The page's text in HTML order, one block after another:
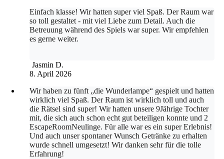
Einfach klasse! Wir hatten super viel Spaß. Der Raum war
so toll gestaltet - mit viel Liebe zum Detail. Auch die
Betreuung während des Spiels war super. Wir empfehlen
es gerne weiter.
Jasmin D.
8. April 2026
Wir haben zu fünft „die Wunderlampe“ gespielt und hatten
wirklich viel Spaß. Der Raum ist wirklich toll und auch
die Rätsel sind super! Wir hatten unsere 9Jährige Tochter
mit, die sich auch schon echt gut beteiligen konnte und 2
EscapeRoomNeulinge. Für alle war es ein super Erlebnis!
Und auch unser spontaner Wunsch Getränke zu erhalten
wurde schnell umgesetzt! Wir danken sehr für die tolle
Erfahrung!